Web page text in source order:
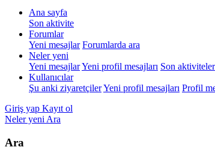
Ana sayfa
Son aktivite
Forumlar
Yeni mesajlar Forumlarda ara
Neler yeni
Yeni mesajlarYeni profil mesajları Son aktiviteler
Kullanıcılar
Şu anki ziyaretçilerYeni profil mesajları Profil
Giriş yap Kayıt ol
Neler yeniAra
Ara